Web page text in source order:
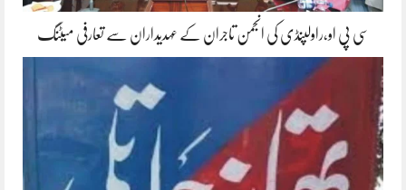
سی پی او،راولپنڈی کی انجمن تاجران کے عہدیداران سے تعارفی میٹنگ